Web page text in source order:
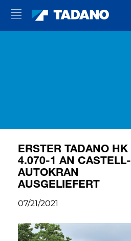
ERSTER TADANO HK
4.070-1 AN CASTELL-
AUTOKRAN
AUSGELIEFERT
07/21/2021